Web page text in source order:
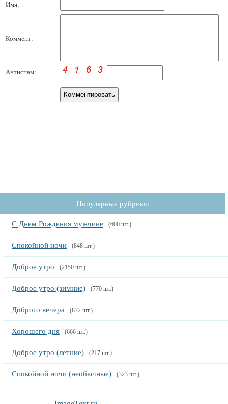
Имя:
Коммент:
Антиспам:
Популярные рубрики:
С Днем Рождения мужчине (600 шт.)
Спокойной ночи (848 шт.)
Доброе утро (2150 шт.)
Доброе утро (зимние) (770 шт.)
Доброго вечера (872 шт.)
Хорошего дня (666 шт.)
Доброе утро (летние) (217 шт.)
Спокойной ночи (необычные) (323 шт.)